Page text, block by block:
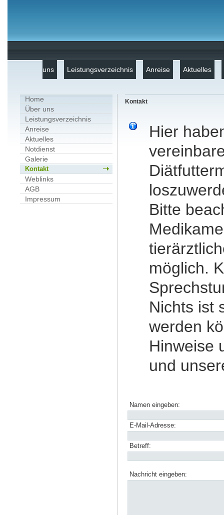
uns Leistungsverzeichnis Anreise Aktuelles
Home
Über uns
Leistungsverzeichnis
Anreise
Aktuelles
Notdienst
Galerie
Kontakt
Weblinks
AGB
Impressum
Kontakt
Hier
Bitte
möglich.
Nichts ist
werden
Hinweise
und
Namen eingeben:
E-Mail-Adresse:
Betreff:
Nachricht eingeben: